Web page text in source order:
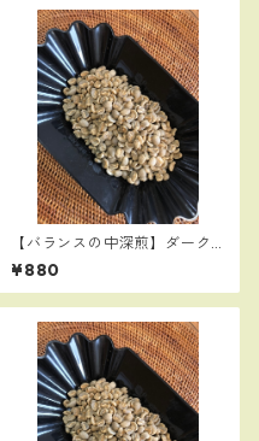
【バランスの中深煎】ダーク
＆スイート ブレンド 100
ｇ 【アイスコーヒーにも】
¥880